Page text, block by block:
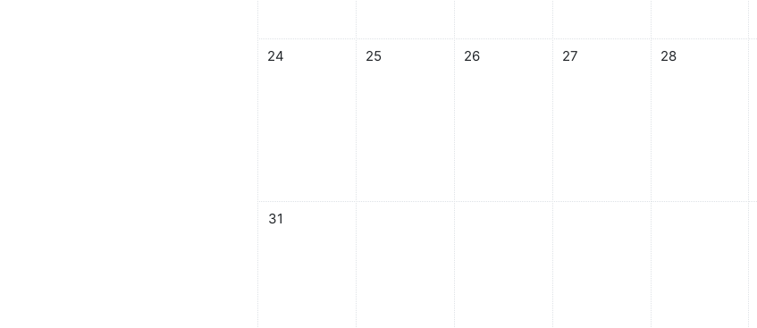
08月 24日 星期日，沒有事件
24 08月 25日 星期一，沒有事件
25 08月 26日 星期二，沒有事件
26 08月 27日 星期三，沒有事件
27 08月 28日 星期
28
08月 31日 星期日，沒有事件
31